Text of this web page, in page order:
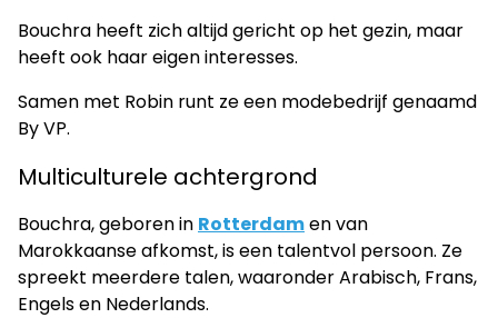
Bouchra heeft zich altijd gericht op het gezin, maar
heeft ook haar eigen interesses.
Samen met Robin runt ze een modebedrijf genaamd
By VP.
Multiculturele achtergrond
Bouchra, geboren in Rotterdamen van
Marokkaanse afkomst, is een talentvol persoon. Ze
spreekt meerdere talen, waaronder Arabisch, Frans,
Engels en Nederlands.